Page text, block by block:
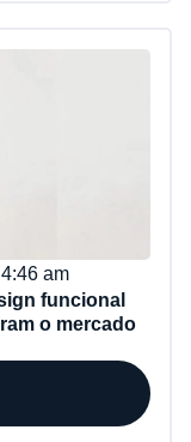
4:46 am
funcional
o mercado